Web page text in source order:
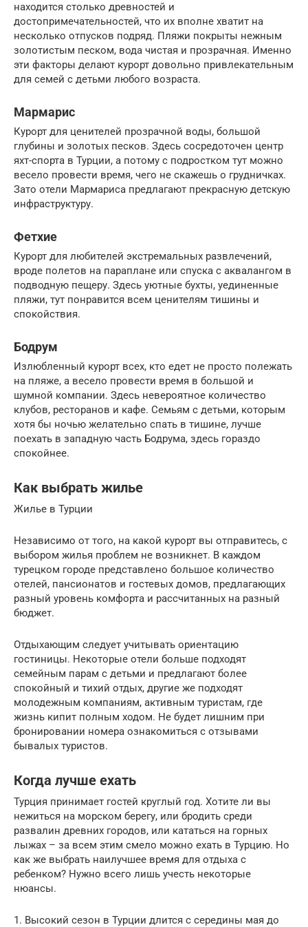
находится столько древностей и
достопримечательностей, что их вполне хватит на
несколько отпусков подряд. Пляжи покрыты нежным
золотистым песком, вода чистая и прозрачная. Именно
эти факторы делают курорт довольно привлекательным
для семей с детьми любого возраста.
Мармарис
Курорт для ценителей прозрачной воды, большой
глубины и золотых песков. Здесь сосредоточен центр
яхт-спорта в Турции, а потому с подростком тут можно
весело провести время, чего не скажешь о грудничках.
Зато отели Мармариса предлагают прекрасную детскую
инфраструктуру.
Фетхие
Курорт для любителей экстремальных развлечений,
вроде полетов на параплане или спуска с аквалангом в
подводную пещеру. Здесь уютные бухты, уединенные
пляжи, тут понравится всем ценителям тишины и
спокойствия.
Бодрум
Излюбленный курорт всех, кто едет не просто полежать
на пляже, а весело провести время в большой и
шумной компании. Здесь невероятное количество
клубов, ресторанов и кафе. Семьям с детьми, которым
хотя бы ночью желательно спать в тишине, лучше
поехать в западную часть Бодрума, здесь гораздо
спокойнее.
Как выбрать жилье
Жилье в Турции
Независимо от того, на какой курорт вы отправитесь, с
выбором жилья проблем не возникнет. В каждом
турецком городе представлено большое количество
отелей, пансионатов и гостевых домов, предлагающих
разный уровень комфорта и рассчитанных на разный
бюджет.
Отдыхающим следует учитывать ориентацию
гостиницы. Некоторые отели больше подходят
семейным парам с детьми и предлагают более
спокойный и тихий отдых, другие же подходят
молодежным компаниям, активным туристам, где
жизнь кипит полным ходом. Не будет лишним при
бронировании номера ознакомиться с отзывами
бывалых туристов.
Когда лучше ехать
Турция принимает гостей круглый год. Хотите ли вы
нежиться на морском берегу, или бродить среди
развалин древних городов, или кататься на горных
лыжах – за всем этим смело можно ехать в Турцию. Но
как же выбрать наилучшее время для отдыха с
ребенком? Нужно всего лишь учесть некоторые
нюансы.
1. Высокий сезон в Турции длится с середины мая до